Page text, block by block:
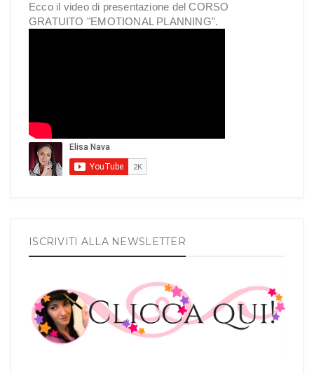
Ecco il video di presentazione del CORSO
GRATUITO "EMOTIONAL PLANNING".
ISCRIVITI ALLA NEWSLETTER